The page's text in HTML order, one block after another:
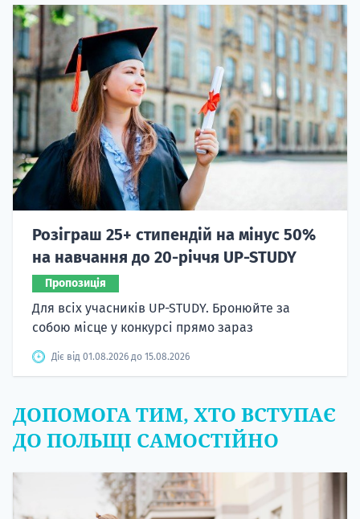
Розіграш 25+ стипендій на мінус 50%
на навчання до 20-річчя UP-STUDY
Пропозиція
Для всіх учасників UP-STUDY. Бронюйте за
собою місце у конкурсі прямо зараз
Діє від 01.08.2026 до 15.08.2026
ДОПОМОГА ТИМ, ХТО ВСТУПАЄ
ДО ПОЛЬЩІ САМОСТІЙНО